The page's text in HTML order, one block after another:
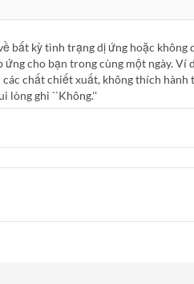
bất kỳ tình trạng dị ứng hoặc không
cho bạn trong cùng một ngày. Ví
chất chiết xuất, không thích hành
lòng ghi ``Không.''